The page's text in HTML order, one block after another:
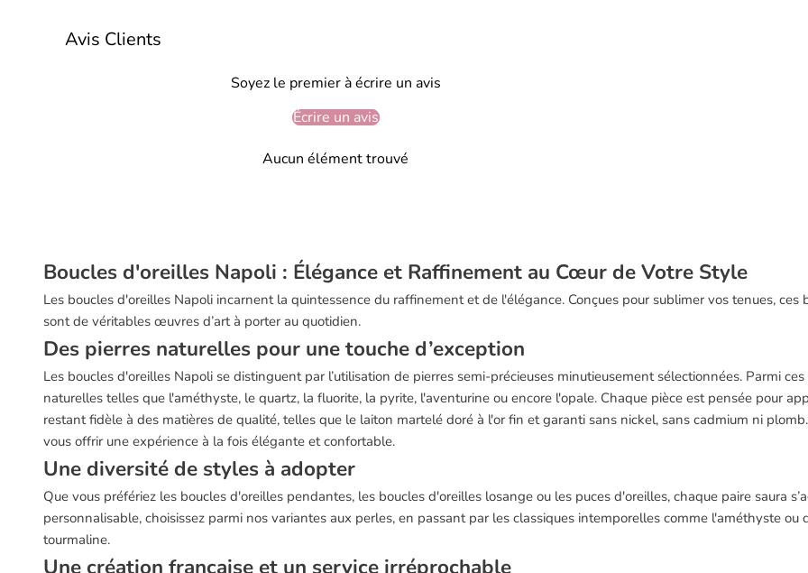
Avis Clients
Soyez le premier à écrire un avis
Écrire un avis
Aucun élément trouvé
Boucles d'oreilles Napoli : Élégance et Raffinement au Cœur de Votre Style
Les boucles d'oreilles Napoli incarnent la quintessence du raffinement et de l'élégance. Conçues pour sublimer vos tenues,
sont de véritables œuvres d’art à porter au quotidien.
Des pierres naturelles pour une touche d’exception
Les boucles d'oreilles Napoli se distinguent par l’utilisation de pierres semi-précieuses minutieusement sélectionnées. Parmi
naturelles telles que l'améthyste, le quartz, la fluorite, la pyrite, l'aventurine ou encore l'opale. Chaque pièce est pensée pour
restant fidèle à des matières de qualité, telles que le laiton martelé doré à l'or fin et garanti sans nickel, sans cadmium ni
vous offrir une expérience à la fois élégante et confortable.
Une diversité de styles à adopter
Que vous préfériez les boucles d'oreilles pendantes, les boucles d'oreilles losange ou les puces d'oreilles, chaque paire saura
personnalisable, choisissez parmi nos variantes aux perles, en passant par les classiques intemporelles comme l'améthyste ou
tourmaline.
Une création française et un service irréprochable